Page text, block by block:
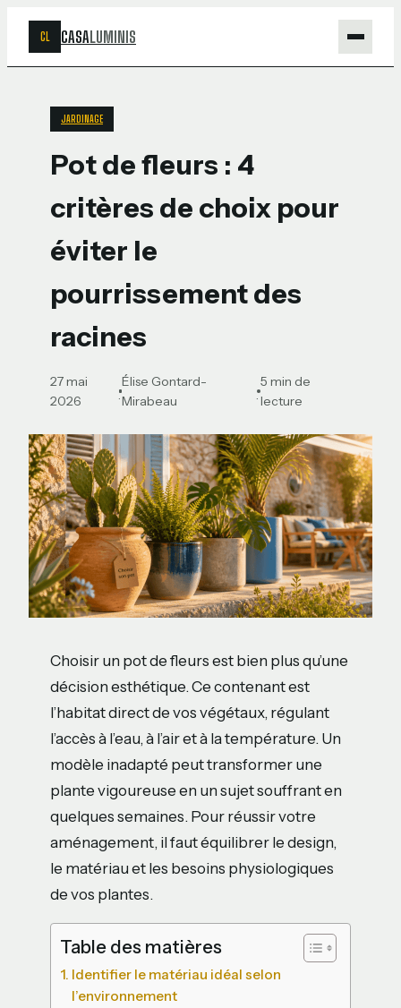
CL CASALUMINIS
JARDINAGE
Pot de fleurs : 4
critères de choix pour
éviter le
pourrissement des
racines
27 mai
2026
·
Élise Gontard-
Mirabeau
·
5 min de
lecture
Choisir un pot de fleurs est bien plus qu’une
décision esthétique. Ce contenant est
l’habitat direct de vos végétaux, régulant
l’accès à l’eau, à l’air et à la température. Un
modèle inadapté peut transformer une
plante vigoureuse en un sujet souffrant en
quelques semaines. Pour réussir votre
aménagement, il faut équilibrer le design,
le matériau et les besoins physiologiques
de vos plantes.
Table des matières
Identifier le matériau idéal selon
l’environnement